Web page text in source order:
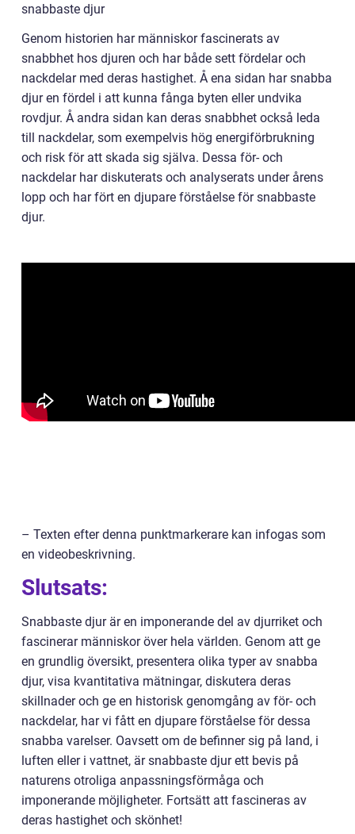
snabbaste djur
Genom historien har människor fascinerats av
snabbhet hos djuren och har både sett fördelar och
nackdelar med deras hastighet. Å ena sidan har snabba
djur en fördel i att kunna fånga byten eller undvika
rovdjur. Å andra sidan kan deras snabbhet också leda
till nackdelar, som exempelvis hög energiförbrukning
och risk för att skada sig själva. Dessa för- och
nackdelar har diskuterats och analyserats under årens
lopp och har fört en djupare förståelse för snabbaste
djur.
– Texten efter denna punktmarkerare kan infogas som
en videobeskrivning.
Slutsats:
Snabbaste djur är en imponerande del av djurriket och
fascinerar människor över hela världen. Genom att ge
en grundlig översikt, presentera olika typer av snabba
djur, visa kvantitativa mätningar, diskutera deras
skillnader och ge en historisk genomgång av för- och
nackdelar, har vi fått en djupare förståelse för dessa
snabba varelser. Oavsett om de befinner sig på land, i
luften eller i vattnet, är snabbaste djur ett bevis på
naturens otroliga anpassningsförmåga och
imponerande möjligheter. Fortsätt att fascineras av
deras hastighet och skönhet!